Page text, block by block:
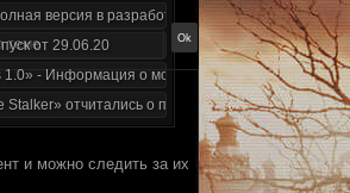
версия в разработке!
от 29.06.20
- Информация о моде за июнь 2020
отчитались о проделанной работе
и можно следить за их